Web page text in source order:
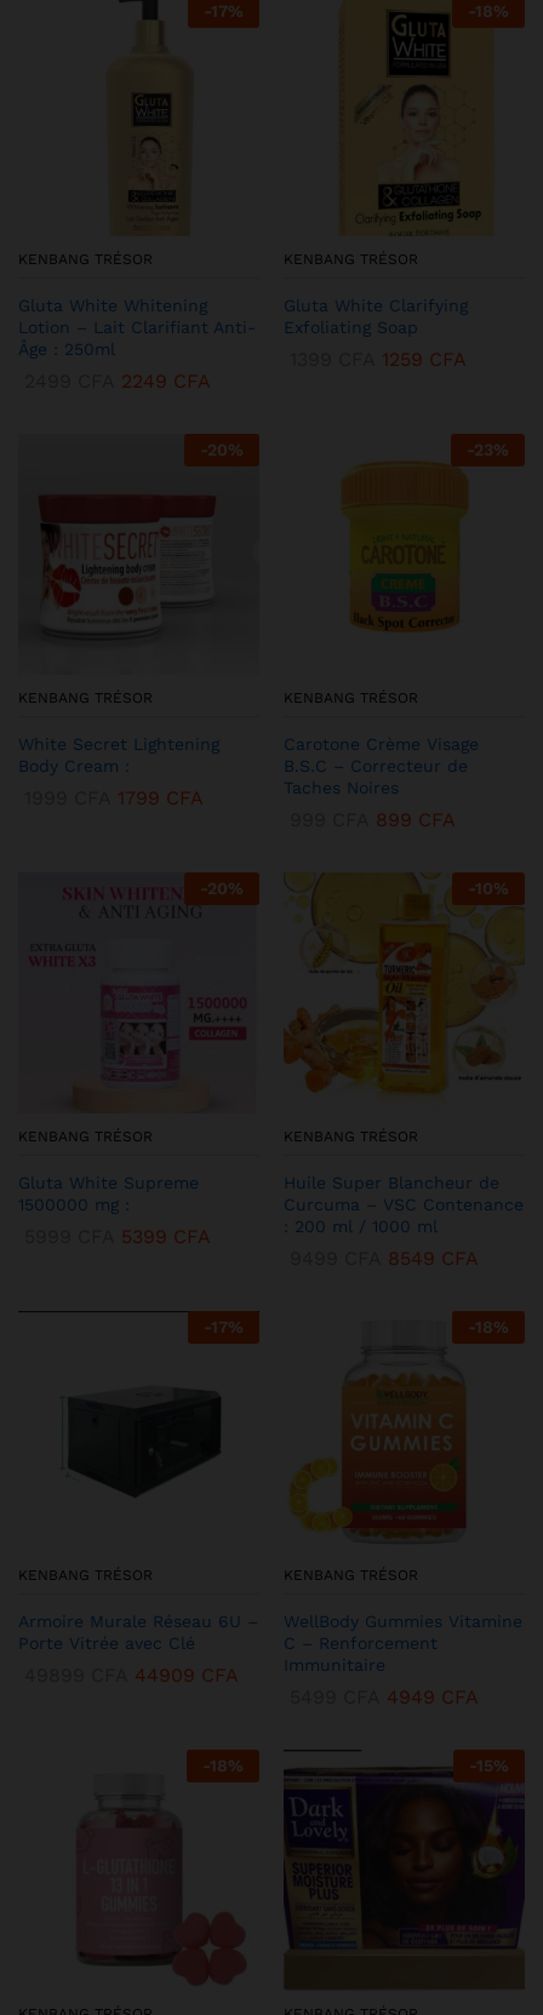
-17%
KENBANG TRÉSOR
Gluta White Whitening
Lotion – Lait Clarifiant Anti-
Âge : 250ml
2249 CFA
-18%
KENBANG TRÉSOR
Gluta White Clarifying
Exfoliating Soap
1259 CFA
-20%
KENBANG TRÉSOR
White Secret Lightening
Body Cream :
1799 CFA
-23%
KENBANG TRÉSOR
Carotone Crème Visage
B.S.C – Correcteur de
Taches Noires
899 CFA
-20%
KENBANG TRÉSOR
Gluta White Supreme
1500000 mg :
5399 CFA
-10%
KENBANG TRÉSOR
Huile Super Blancheur de
Curcuma – VSC Contenance
: 200 ml / 1000 ml
8549 CFA
-17%
KENBANG TRÉSOR
Armoire Murale Réseau 6U –
Porte Vitrée avec Clé
44909 CFA
-18%
KENBANG TRÉSOR
WellBody Gummies Vitamine
C – Renforcement
Immunitaire
4949 CFA
-18% -15%